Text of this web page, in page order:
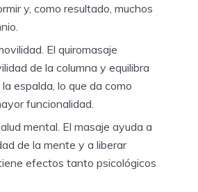
y, como resultado, muchos
El quiromasaje
de la columna y equilibra
espalda, lo que da como
funcionalidad.
mental. El masaje ayuda a
de la mente y a liberar
efectos tanto psicológicos